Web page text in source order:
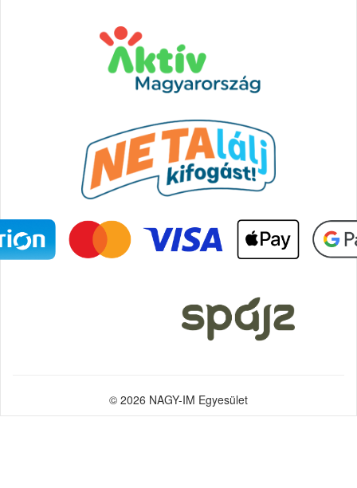
© 2026 NAGY-IM Egyesület